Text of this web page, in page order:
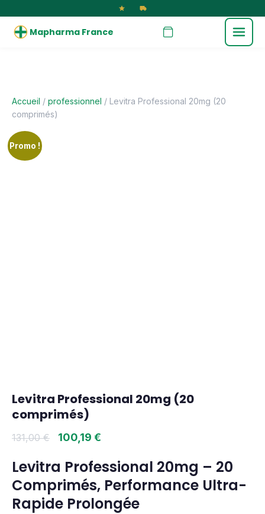
Mapharma France
Accueil / professionnel / Levitra Professional 20mg (20
comprimés)
Promo !
Levitra Professional 20mg (20
comprimés)
131,00€ 100,19 €
Levitra Professional 20mg – 20
Comprimés, Performance Ultra-
Rapide Prolongée